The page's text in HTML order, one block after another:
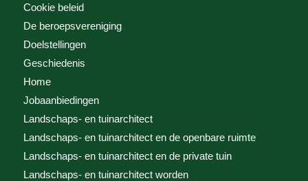
Cookie beleid
De beroepsvereniging
Doelstellingen
Geschiedenis
Home
Jobaanbiedingen
Landschaps- en tuinarchitect
Landschaps- en tuinarchitect en de openbare ruimte
Landschaps- en tuinarchitect en de private tuin
Landschaps- en tuinarchitect worden